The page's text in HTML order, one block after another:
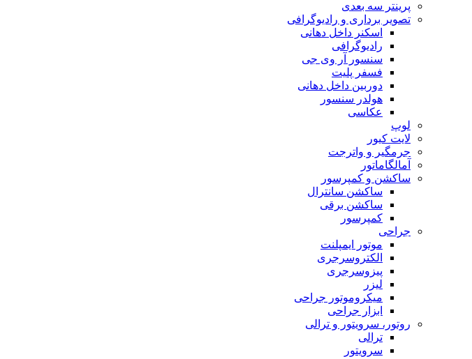
پرینتر سه بعدی
تصویر برداری و رادیوگرافی
اسکنر داخل دهانی
رادیوگرافی
سنسور آر وی جی
فسفر پلیت
دوربین داخل دهانی
هولدر سنسور
عکاسی
لوپ
لایت کیور
جرمگیر و واترجت
آمالگاماتور
ساکشن و کمپرسور
ساکشن سانترال
ساکشن برقی
کمپرسور
جراحی
موتور ایمپلنت
الکتروسرجری
پیزوسرجری
لیزر
میکروموتور جراحی
ابزار جراحی
روتور، سرویتور و ترالی
ترالی
سرویتور